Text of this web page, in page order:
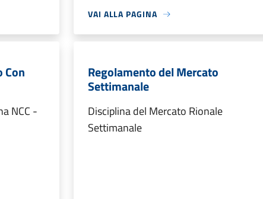
VAI ALLA PAGINA
Con
NCC -
Regolamento del Mercato
Settimanale
Disciplina del Mercato Rionale
Settimanale